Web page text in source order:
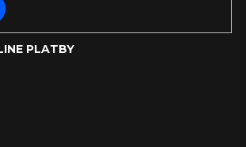
PLATBY